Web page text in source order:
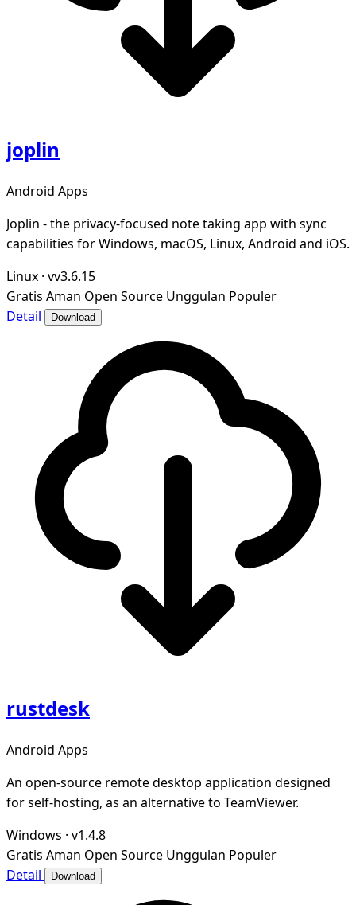
joplin
Android Apps
Joplin - the privacy-focused note taking app with sync
capabilities for Windows, macOS, Linux, Android and iOS.
Linux · vv3.6.15
Gratis Aman Open Source Unggulan Populer
Detail
Download
rustdesk
Android Apps
An open-source remote desktop application designed
for self-hosting, as an alternative to TeamViewer.
Windows · v1.4.8
Gratis Aman Open Source Unggulan Populer
Detail
Download